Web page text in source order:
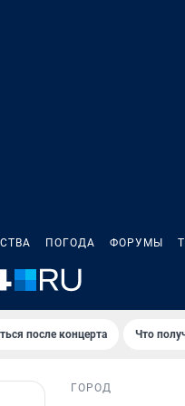
ПОГОДА ФОРУМЫ
после концертa Что
ГОРОД